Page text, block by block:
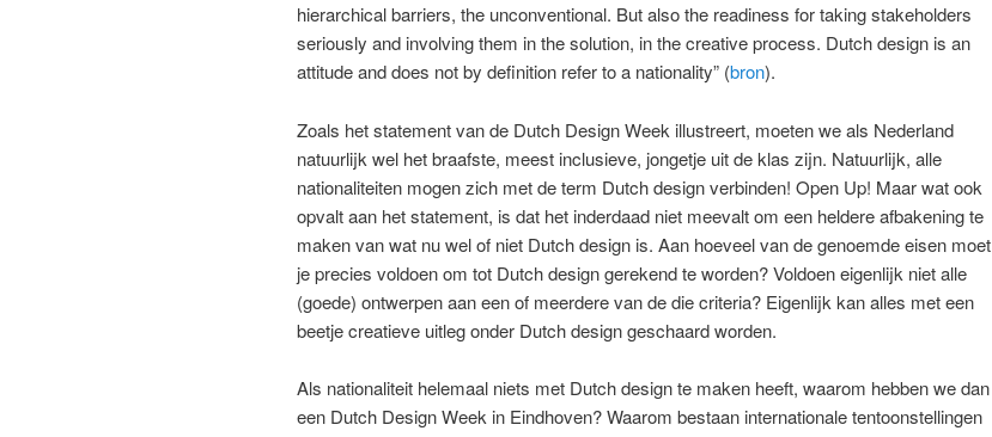
hierarchical barriers, the unconventional. But also the readiness for taking stakeholders
seriously and involving them in the solution, in the creative process. Dutch design is an
attitude and does not by definition refer to a nationality” (bron).
Zoals het statement van de Dutch Design Week illustreert, moeten we als Nederland
natuurlijk wel het braafste, meest inclusieve, jongetje uit de klas zijn. Natuurlijk, alle
nationaliteiten mogen zich met de term Dutch design verbinden! Open Up! Maar wat ook
opvalt aan het statement, is dat het inderdaad niet meevalt om een heldere afbakening te
maken van wat nu wel of niet Dutch design is. Aan hoeveel van de genoemde eisen moet
je precies voldoen om tot Dutch design gerekend te worden? Voldoen eigenlijk niet alle
(goede) ontwerpen aan een of meerdere van de die criteria? Eigenlijk kan alles met een
beetje creatieve uitleg onder Dutch design geschaard worden.
Als nationaliteit helemaal niets met Dutch design te maken heeft, waarom hebben we dan
een Dutch Design Week in Eindhoven? Waarom bestaan internationale tentoonstellingen